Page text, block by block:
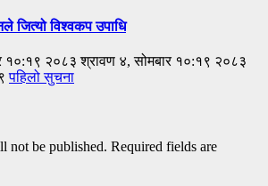
जित्यो विश्वकप उपाधि
१०:१९ २०८३ श्रावण ४, सोमबार १०:१९ २०८३
पहिलो सुचना
not be published. Required fields are